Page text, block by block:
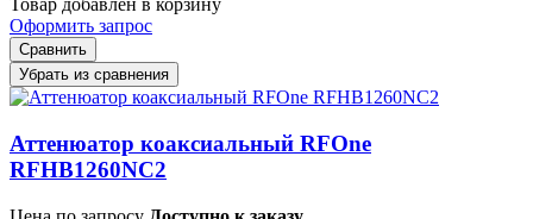
Товар добавлен в корзину
Оформить запрос
Сравнить
Убрать из сравнения
Аттенюатор коаксиальный RFOne
RFHB1260NC2